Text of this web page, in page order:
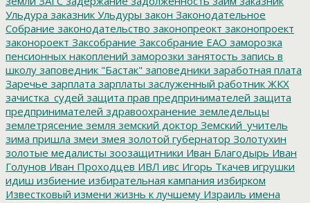
Ульдура заказник Ульдуры закон Законодательное
Собрание законодательство законопреокт законопроект
законороект Заксобрание Заксобрание ЕАО заморозка
пенсионных накоплений заморозки занятость запись в
школу заповедник "Бастак" заповедники заработная плата
Заречье зарплата зарплаты заслуженный работник ЖКХ
зачистка_судей защита прав предпринимателей защита
предпринимателей здравоохранение земледельцы
землетрясение земля земский доктор Земский_учитель
зима пришла змеи змея золотой губернатор Золотухин
золотые медалисты зоозащитники Иван Благодырь Иван
Голунов Иван Проходцев ИВЛ ивс Игорь Ткачев игрушки
идиш избиение избирательная кампания избирком
Известковый измени жизнь к лучшему Израиль имена